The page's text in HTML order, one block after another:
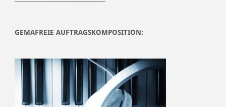
GEMAFREIE AUFTRAGSKOMPOSITION: